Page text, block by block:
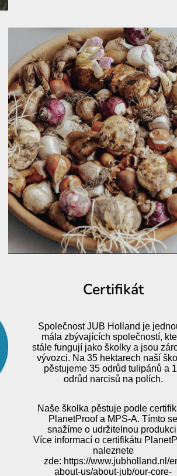
Certifikát
Společnost JUB Holland je
mála zbývajících společností,
stále fungují jako školky a jsou
vývozci. Na 35 hektarech naší
pěstujeme 35 odrůd tulipánů a
odrůd narcisů na polích.
Naše školka pěstuje podle
PlanetProof a MPS-A. Tímto se
snažíme o udržitelnou
Více informací o certifikátu
naleznete
zde: https://www.jubholland.nl/
about-us/about-jub/our-core-